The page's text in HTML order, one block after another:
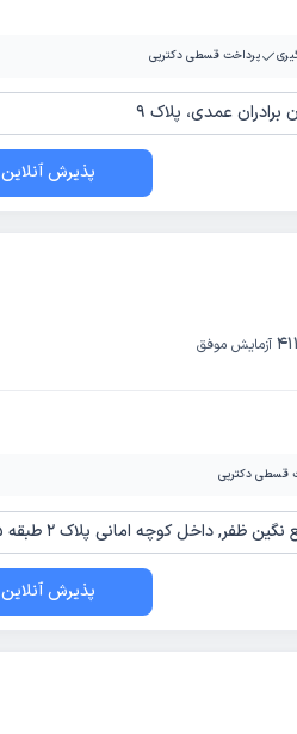
پرداخت قسطی دکترپی
برادران عمدی، پلاک 9
پذیرش آنلاین
411 آزمایش موفق
قسطی دکترپی
ظفر, داخل کوچه امانی پلاک 2 طبقه 5
پذیرش آنلاین